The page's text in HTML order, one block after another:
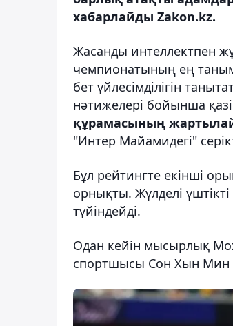
хабарлайды Zakon.kz.
Жасанды интеллектпен
чемпионатының ең
бет үйлесімділігін
нәтижелері бойынша
құрамасының
"Интер Майамидегі"
Бұл рейтингте екінші
орнықты. Жүлделі
түйіндейді.
Одан кейін мысырлық
спортшысы Сон Хын Мин